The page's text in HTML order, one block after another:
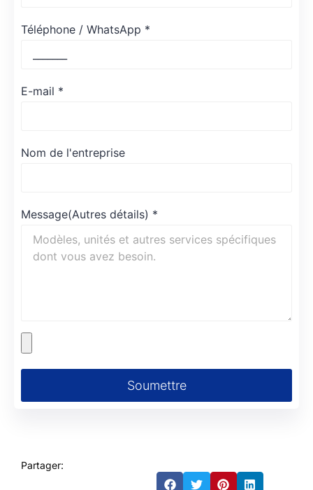
Téléphone / WhatsApp *
E-mail *
Nom de l'entreprise
Message(Autres détails) *
Soumettre
Partager: